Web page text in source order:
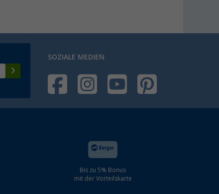
SOZIALE MEDIEN
Bis zu 5% Bonus
mit der Vorteilskarte